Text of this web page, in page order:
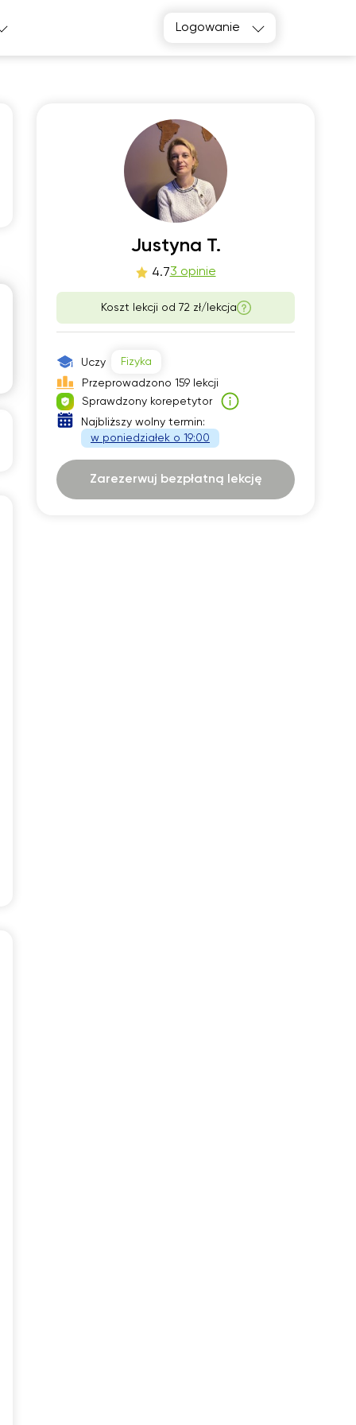
Logowanie
Justyna T.
4.73 opinie
Koszt lekcji od 72 zł/lekcja
Uczy
Fizyka
Przeprowadzono 159 lekcji
Sprawdzony korepetytor
Najbliższy wolny termin:
w poniedziałek o 19:00
Zarezerwuj bezpłatną lekcję
19:30
20:00
20:30
21:00